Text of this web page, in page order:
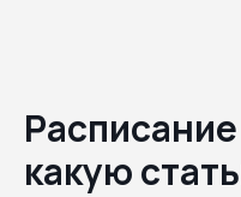
какую